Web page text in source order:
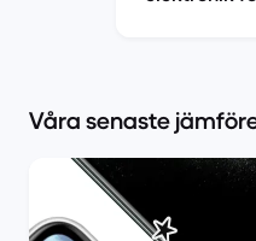
Våra senaste